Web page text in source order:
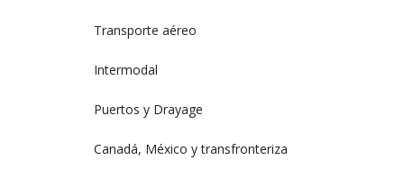
Transporte aéreo
Intermodal
Puertos y Drayage
Canadá, México y transfronteriza